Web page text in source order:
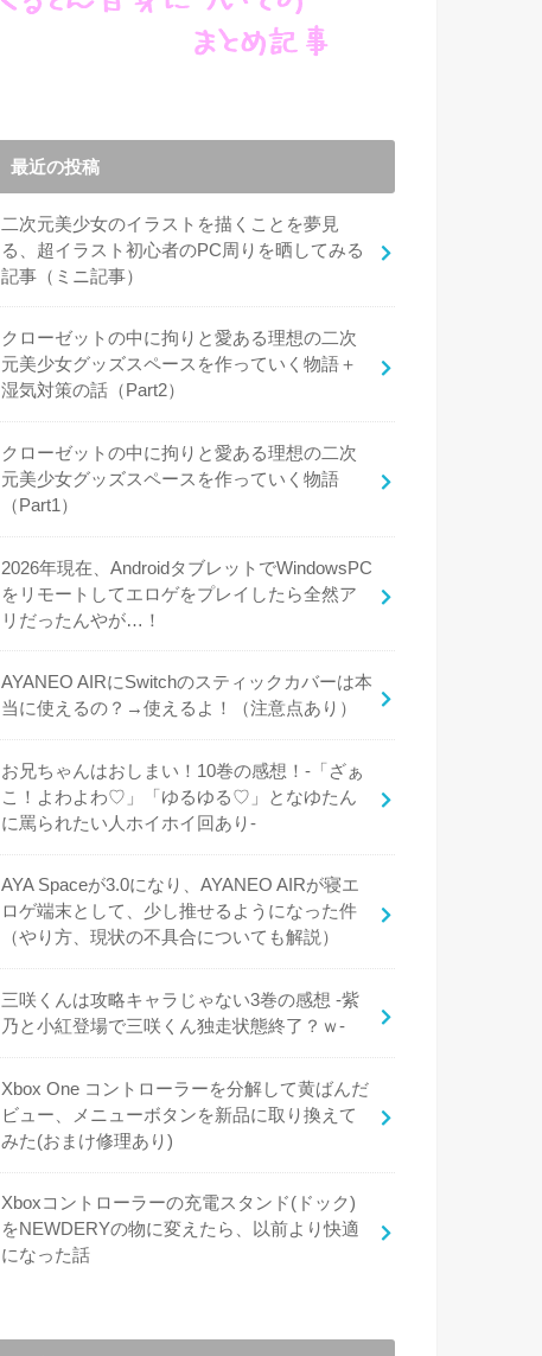
最近の投稿
二次元美少女のイラストを描くことを夢見
る、超イラスト初心者のPC周りを晒してみる
記事（ミニ記事）
クローゼットの中に拘りと愛ある理想の二次
元美少女グッズスペースを作っていく物語＋
湿気対策の話（Part2）
クローゼットの中に拘りと愛ある理想の二次
元美少女グッズスペースを作っていく物語
（Part1）
2026年現在、AndroidタブレットでWindowsPC
をリモートしてエロゲをプレイしたら全然ア
リだったんやが…！
AYANEO AIRにSwitchのスティックカバーは本
当に使えるの？→使えるよ！（注意点あり）
お兄ちゃんはおしまい！10巻の感想！-「ざぁ
こ！よわよわ♡」「ゆるゆる♡」となゆたん
に罵られたい人ホイホイ回あり-
AYA Spaceが3.0になり、AYANEO AIRが寝エ
ロゲ端末として、少し推せるようになった件
（やり方、現状の不具合についても解説）
三咲くんは攻略キャラじゃない3巻の感想 -紫
乃と小紅登場で三咲くん独走状態終了？ｗ-
Xbox One コントローラーを分解して黄ばんだ
ビュー、メニューボタンを新品に取り換えて
みた(おまけ修理あり)
Xboxコントローラーの充電スタンド(ドック)
をNEWDERYの物に変えたら、以前より快適
になった話